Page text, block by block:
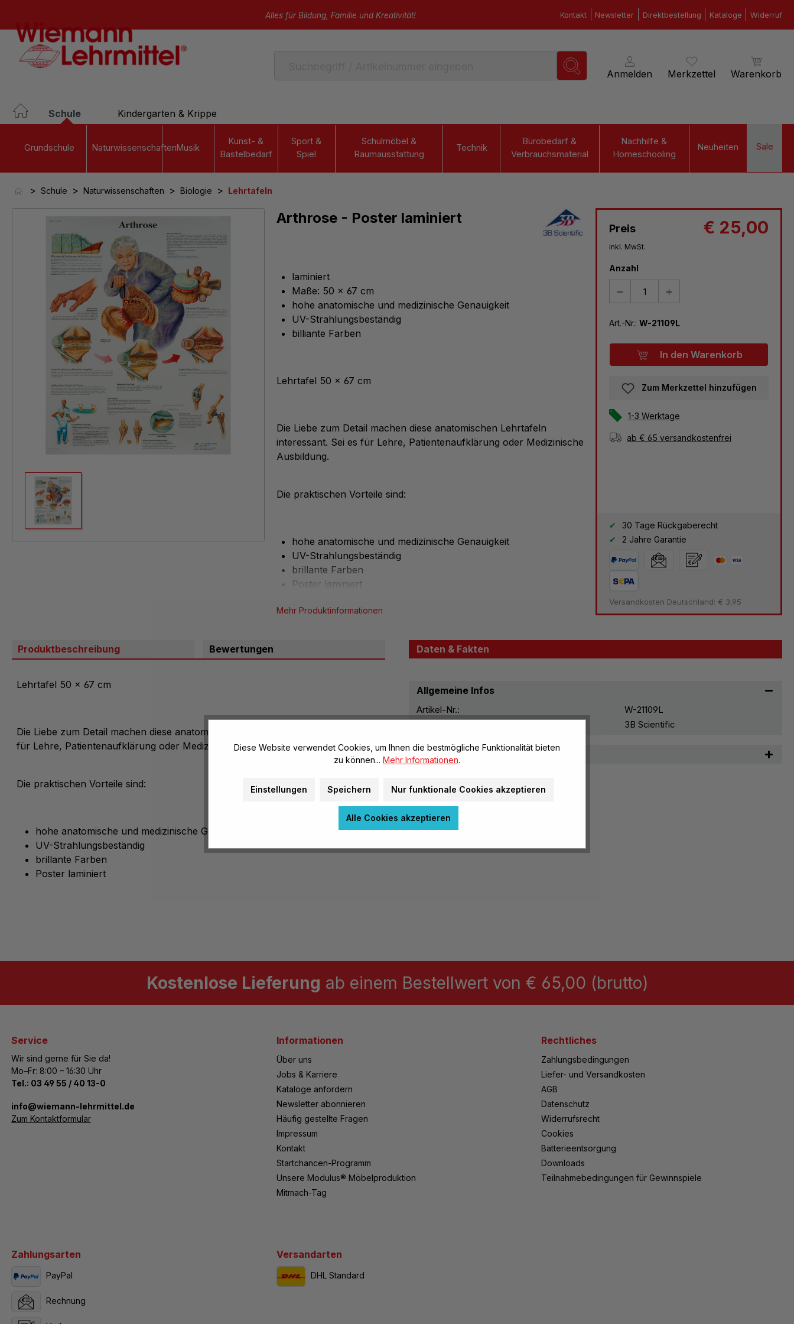
Alles für Bildung, Familie und Kreativität! Kontakt Newsletter Direktbestellung Kataloge Widerruf
Anmelden Merkzettel Warenkorb
Schule Kindergarten & Krippe
Grundschule NaturwissenschaftenMusik
Kunst- &
Bastelbedarf
Sport &
Spiel
Schulmöbel &
Raumausstattung
Technik
Bürobedarf &
Verbrauchsmaterial
Nachhilfe &
Homeschooling
Neuheiten Sale
> Schule > Naturwissenschaften > Biologie > Lehrtafeln
Preis € 25,00
inkl. MwSt.
Anzahl
Art.-Nr.: W-21109L
In den Warenkorb
Zum Merkzettel hinzufügen
1-3 Werktage
ab € 65 versandkostenfrei
30 Tage Rückgaberecht
2 Jahre Garantie
Versandkosten Deutschland: € 3,95
Arthrose - Poster laminiert
laminiert
Maße: 50 x 67 cm
hohe anatomische und medizinische Genauigkeit
UV-Strahlungsbeständig
billiante Farben
Lehrtafel 50 x 67 cm
Die Liebe zum Detail machen diese anatomischen Lehrtafeln
interessant. Sei es für Lehre, Patientenaufklärung oder Medizinische
Ausbildung.
Die praktischen Vorteile sind:
hohe anatomische und medizinische Genauigkeit
UV-Strahlungsbeständig
brillante Farben
Poster laminiert
Mehr Produktinformationen
Produktbeschreibung Bewertungen
Lehrtafel 50 x 67 cm
Die Liebe zum Detail machen diese anatomischen Lehrtafeln interessant. Sei es
für Lehre, Patientenaufklärung oder Medizinische Ausbildung.
Die praktischen Vorteile sind:
hohe anatomische und medizinische Genauigkeit
UV-Strahlungsbeständig
brillante Farben
Poster laminiert
Daten & Fakten
Allgemeine Infos
Artikel-Nr.:
W-21109L
3B Scientific
Herstellerinformationen
Kostenlose Lieferung ab einem Bestellwert von € 65,00 (brutto)
Service
Wir sind gerne für Sie da!
Mo–Fr: 8:00 – 16:30 Uhr
Tel.: 03 49 55 / 40 13-0
­info@wiemann-lehrmittel.de
Zum Kontaktformular
Informationen
Über uns
Jobs & Karriere
Kataloge anfordern
Newsletter abonnieren
Häufig gestellte Fragen
Impressum
Kontakt
Startchancen-Programm
Unsere Modulus® Möbelproduktion
Mitmach-Tag
Rechtliches
Zahlungsbedingungen
Liefer- und Versandkosten
AGB
Datenschutz
Widerrufsrecht
Cookies
Batterieentsorgung
Downloads
Teilnahmebedingungen für Gewinnspiele
Zahlungsarten
PayPal
Rechnung
Versandarten
DHL Standard
Diese Website verwendet Cookies, um Ihnen die bestmögliche Funktionalität bieten
zu können... Mehr Informationen.
Einstellungen Speichern Nur funktionale Cookies akzeptieren
Alle Cookies akzeptieren